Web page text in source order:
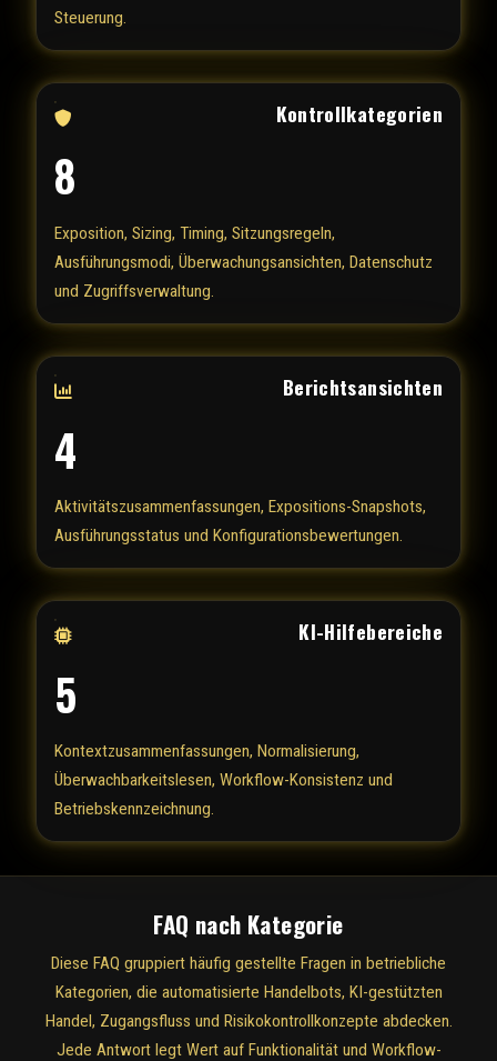
Steuerung.
Kontrollkategorien
8
Exposition, Sizing, Timing, Sitzungsregeln,
Ausführungsmodi, Überwachungsansichten, Datenschutz
und Zugriffsverwaltung.
Berichtsansichten
4
Aktivitätszusammenfassungen, Expositions-Snapshots,
Ausführungsstatus und Konfigurationsbewertungen.
KI-Hilfebereiche
5
Kontextzusammenfassungen, Normalisierung,
Überwachbarkeitslesen, Workflow-Konsistenz und
Betriebskennzeichnung.
FAQ nach Kategorie
Diese FAQ gruppiert häufig gestellte Fragen in betriebliche
Kategorien, die automatisierte Handelbots, KI-gestützten
Handel, Zugangsfluss und Risikokontrollkonzepte abdecken.
Jede Antwort legt Wert auf Funktionalität und Workflow-